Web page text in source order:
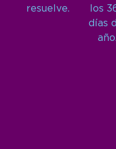
resuelve.
los
días
año.